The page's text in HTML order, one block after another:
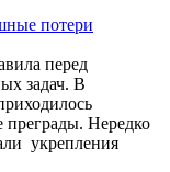
потери
перед
задач. В
преграды. Нередко
укрепления